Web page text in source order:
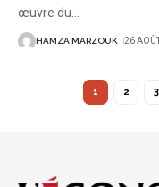
œuvre du
HAMZA MARZOUK 26
1 2 3